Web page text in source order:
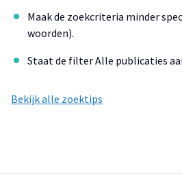
Maak de zoekcriteria minder
woorden).
Staat de filter Alle publicaties
Bekijk alle zoektips